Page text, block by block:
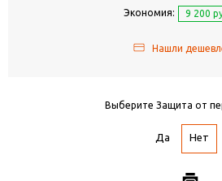
Экономия: 9 200
Нашли
Выберите Защита от
Да Нет